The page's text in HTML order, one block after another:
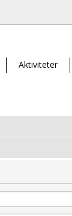
Aktiviteter